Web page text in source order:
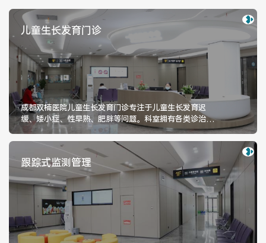
儿童生长发育门诊
成都双楠医院儿童生长发育门诊专注于儿童生长发育迟
缓、矮小症、性早熟、肥胖等问题。科室拥有各类诊治设
备，目前拥有副主任医师1名，主治
跟踪式监测管理